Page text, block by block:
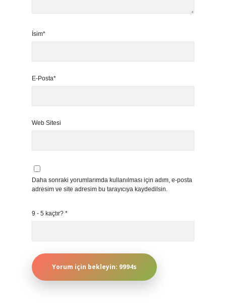
İsim*
E-Posta*
Web Sitesi
Daha sonraki yorumlarımda kullanılması için adım, e-posta
adresim ve site adresim bu tarayıcıya kaydedilsin.
9 - 5 kaçtır? *